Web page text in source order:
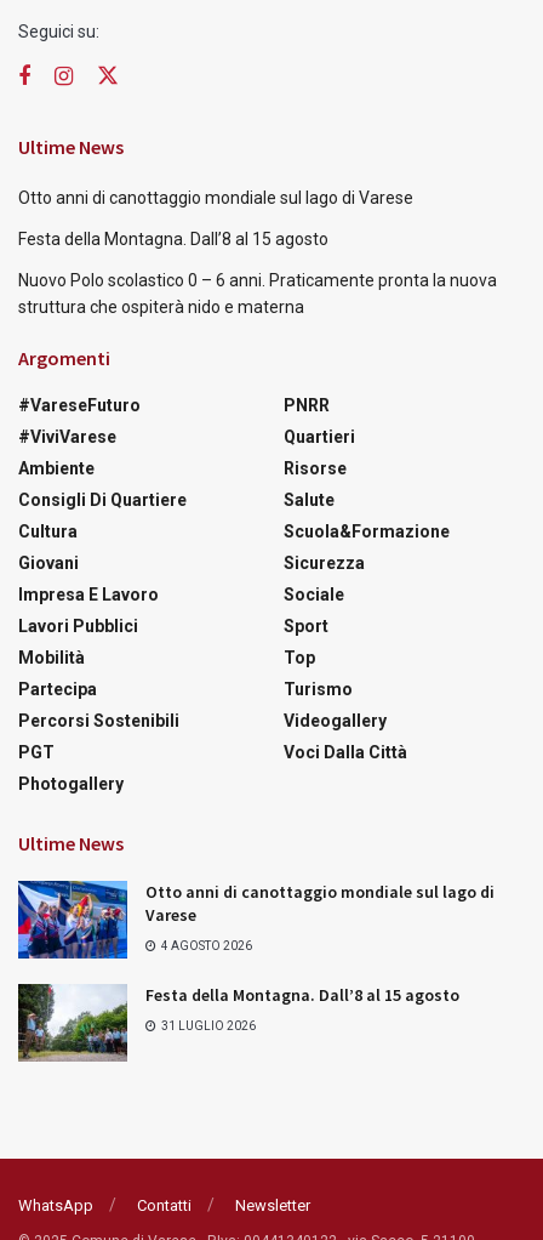
Seguici su:
Ultime News
Otto anni di canottaggio mondiale sul lago di Varese
Festa della Montagna. Dall’8 al 15 agosto
Nuovo Polo scolastico 0 – 6 anni. Praticamente pronta la nuova
struttura che ospiterà nido e materna
Argomenti
#VareseFuturo
#ViviVarese
Ambiente
Consigli Di Quartiere
Cultura
Giovani
Impresa E Lavoro
Lavori Pubblici
Mobilità
Partecipa
Percorsi Sostenibili
PGT
Photogallery
PNRR
Quartieri
Risorse
Salute
Scuola&Formazione
Sicurezza
Sociale
Sport
Top
Turismo
Videogallery
Voci Dalla Città
Ultime News
Otto anni di canottaggio mondiale sul lago di
Varese
4 AGOSTO 2026
Festa della Montagna. Dall’8 al 15 agosto
31 LUGLIO 2026
WhatsApp Contatti Newsletter